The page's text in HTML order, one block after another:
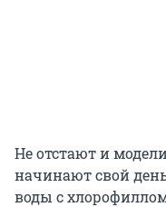
Не отстают и
начинают свой
воды с